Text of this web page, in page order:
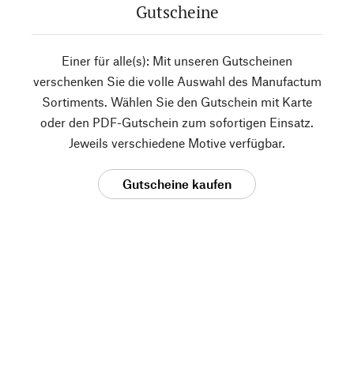
Gutscheine
Einer für alle(s): Mit unseren Gutscheinen
verschenken Sie die volle Auswahl des Manufactum
Sortiments. Wählen Sie den Gutschein mit Karte
oder den PDF-Gutschein zum sofortigen Einsatz.
Jeweils verschiedene Motive verfügbar.
Gutscheine kaufen